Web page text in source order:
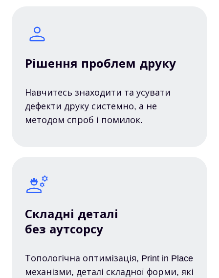
Рішення проблем друку
Навчитесь знаходити та усувати
дефекти друку системно, а не
методом спроб і помилок.
Складні деталі
без аутсорсу
Топологічна оптимізація, Print in Place
механізми, деталі складної форми, які